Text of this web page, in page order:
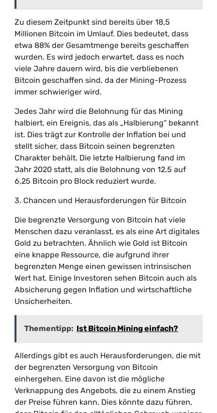
Zu diesem Zeitpunkt sind bereits über 18,5
Millionen Bitcoin im Umlauf. Dies bedeutet, dass
etwa 88% der Gesamtmenge bereits geschaffen
wurden. Es wird jedoch erwartet, dass es noch
viele Jahre dauern wird, bis die verbliebenen
Bitcoin geschaffen sind, da der Mining-Prozess
immer schwieriger wird.
Jedes Jahr wird die Belohnung für das Mining
halbiert, ein Ereignis, das als „Halbierung“ bekannt
ist. Dies trägt zur Kontrolle der Inflation bei und
stellt sicher, dass Bitcoin seinen begrenzten
Charakter behält. Die letzte Halbierung fand im
Jahr 2020 statt, als die Belohnung von 12,5 auf
6,25 Bitcoin pro Block reduziert wurde.
3. Chancen und Herausforderungen für Bitcoin
Die begrenzte Versorgung von Bitcoin hat viele
Menschen dazu veranlasst, es als eine Art digitales
Gold zu betrachten. Ähnlich wie Gold ist Bitcoin
eine knappe Ressource, die aufgrund ihrer
begrenzten Menge einen gewissen intrinsischen
Wert hat. Einige Investoren sehen Bitcoin auch als
Absicherung gegen Inflation und wirtschaftliche
Unsicherheiten.
Thementipp: Ist Bitcoin Mining einfach?
Allerdings gibt es auch Herausforderungen, die mit
der begrenzten Versorgung von Bitcoin
einhergehen. Eine davon ist die mögliche
Verknappung des Angebots, die zu einem Anstieg
der Preise führen kann. Dies könnte dazu führen,